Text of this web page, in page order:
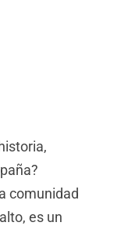
comunidad
es un